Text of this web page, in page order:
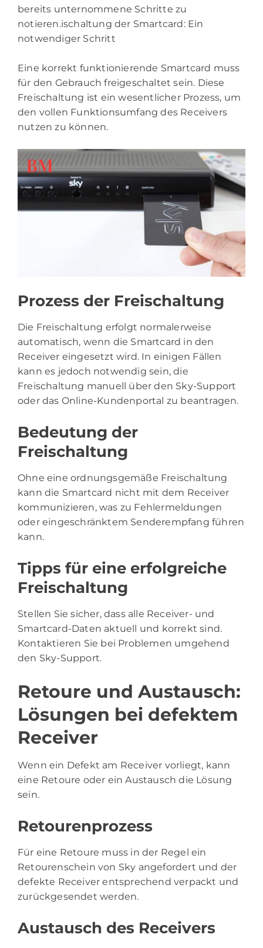
bereits unternommene Schritte zu
notieren.ischaltung der Smartcard: Ein
notwendiger Schritt
Eine korrekt funktionierende Smartcard muss
für den Gebrauch freigeschaltet sein. Diese
Freischaltung ist ein wesentlicher Prozess, um
den vollen Funktionsumfang des Receivers
nutzen zu können.
Prozess der Freischaltung
Die Freischaltung erfolgt normalerweise
automatisch, wenn die Smartcard in den
Receiver eingesetzt wird. In einigen Fällen
kann es jedoch notwendig sein, die
Freischaltung manuell über den Sky-Support
oder das Online-Kundenportal zu beantragen.
Bedeutung der
Freischaltung
Ohne eine ordnungsgemäße Freischaltung
kann die Smartcard nicht mit dem Receiver
kommunizieren, was zu Fehlermeldungen
oder eingeschränktem Senderempfang führen
kann.
Tipps für eine erfolgreiche
Freischaltung
Stellen Sie sicher, dass alle Receiver- und
Smartcard-Daten aktuell und korrekt sind.
Kontaktieren Sie bei Problemen umgehend
den Sky-Support.
Retoure und Austausch:
Lösungen bei defektem
Receiver
Wenn ein Defekt am Receiver vorliegt, kann
eine Retoure oder ein Austausch die Lösung
sein.
Retourenprozess
Für eine Retoure muss in der Regel ein
Retourenschein von Sky angefordert und der
defekte Receiver entsprechend verpackt und
zurückgesendet werden.
Austausch des Receivers